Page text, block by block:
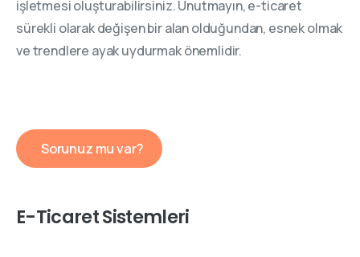
işletmesi oluşturabilirsiniz. Unutmayın, e-ticaret
sürekli olarak değişen bir alan olduğundan, esnek olmak
ve trendlere ayak uydurmak önemlidir.
Sorunuz mu var?
E-Ticaret Sistemleri